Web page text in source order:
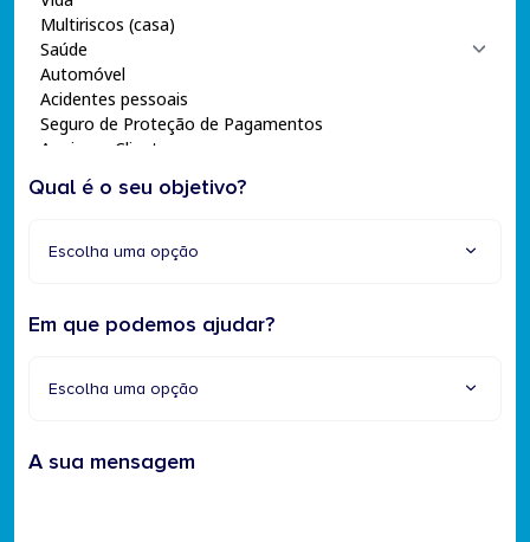
Qual é o seu objetivo?
Escolha uma opção
Em que podemos ajudar?
Escolha uma opção
A sua mensagem